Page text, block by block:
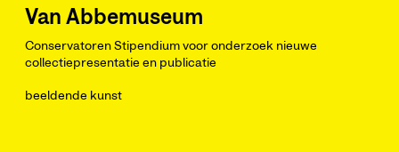
Van Abbemuseum
Conservatoren Stipendium voor onderzoek nieuwe
collectiepresentatie en publicatie
beeldende kunst